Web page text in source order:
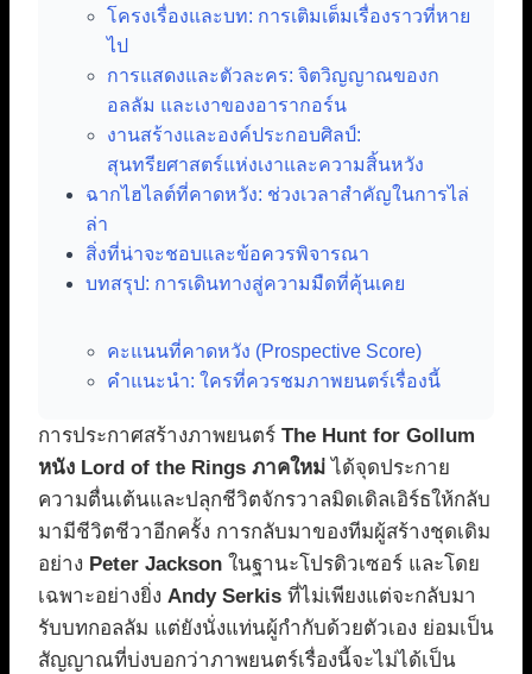
โครงเรื่องและบท: การเติมเต็มเรื่องราวที่หาย
ไป
การแสดงและตัวละคร: จิตวิญญาณของก
อลลัม และเงาของอารากอร์น
งานสร้างและองค์ประกอบศิลป์:
สุนทรียศาสตร์แห่งเงาและความสิ้นหวัง
ฉากไฮไลต์ที่คาดหวัง: ช่วงเวลาสำคัญในการไล่
ล่า
สิ่งที่น่าจะชอบและข้อควรพิจารณา
บทสรุป: การเดินทางสู่ความมืดที่คุ้นเคย
คะแนนที่คาดหวัง (Prospective Score)
คำแนะนำ: ใครที่ควรชมภาพยนตร์เรื่องนี้
การประกาศสร้างภาพยนตร์ The Hunt for Gollum
หนัง Lord of the Rings ภาคใหม่ ได้จุดประกาย
ความตื่นเต้นและปลุกชีวิตจักรวาลมิดเดิลเอิร์ธให้กลับ
มามีชีวิตชีวาอีกครั้ง การกลับมาของทีมผู้สร้างชุดเดิม
อย่าง Peter Jackson ในฐานะโปรดิวเซอร์ และโดย
เฉพาะอย่างยิ่ง Andy Serkis ที่ไม่เพียงแต่จะกลับมา
รับบทกอลลัม แต่ยังนั่งแท่นผู้กำกับด้วยตัวเอง ย่อมเป็น
สัญญาณที่บ่งบอกว่าภาพยนตร์เรื่องนี้จะไม่ได้เป็น